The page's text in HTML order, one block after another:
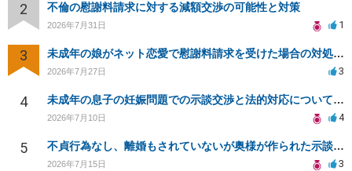
2 不倫の慰謝料請求に対する減額交渉の可能性と対策
2026年7月31日 1
3 未成年の娘がネット恋愛で慰謝料請求を受けた場合の対処法は？
2026年7月27日 3
4 未成年の息子の妊娠問題での示談交渉と法的対応について相談
2026年7月10日 4
5 不貞行為なし、離婚もされていないが奥様が作られた示談書にサインをしてしまいました。効力はありますか？
2026年7月15日 3